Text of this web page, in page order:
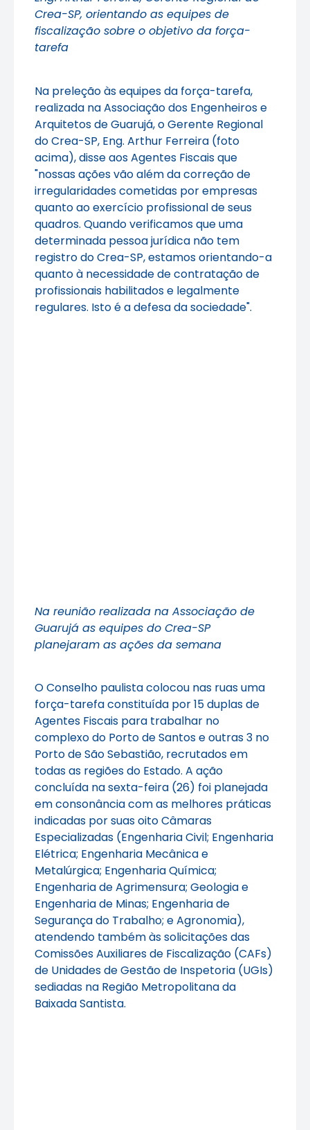
Crea-SP, orientando as equipes de
fiscalização sobre o objetivo da força-
tarefa
Na preleção às equipes da força-tarefa,
realizada na Associação dos Engenheiros e
Arquitetos de Guarujá, o Gerente Regional
do Crea-SP, Eng. Arthur Ferreira (foto
acima), disse aos Agentes Fiscais que
"nossas ações vão além da correção de
irregularidades cometidas por empresas
quanto ao exercício profissional de seus
quadros. Quando verificamos que uma
determinada pessoa jurídica não tem
registro do Crea-SP, estamos orientando-a
quanto à necessidade de contratação de
profissionais habilitados e legalmente
regulares. Isto é a defesa da sociedade".
Na reunião realizada na Associação de
Guarujá as equipes do Crea-SP
planejaram as ações da semana
O Conselho paulista colocou nas ruas uma
força-tarefa constituída por 15 duplas de
Agentes Fiscais para trabalhar no
complexo do Porto de Santos e outras 3 no
Porto de São Sebastião, recrutados em
todas as regiões do Estado. A ação
concluída na sexta-feira (26) foi planejada
em consonância com as melhores práticas
indicadas por suas oito Câmaras
Especializadas (Engenharia Civil; Engenharia
Elétrica; Engenharia Mecânica e
Metalúrgica; Engenharia Química;
Engenharia de Agrimensura; Geologia e
Engenharia de Minas; Engenharia de
Segurança do Trabalho; e Agronomia),
atendendo também às solicitações das
Comissões Auxiliares de Fiscalização (CAFs)
de Unidades de Gestão de Inspetoria (UGIs)
sediadas na Região Metropolitana da
Baixada Santista.